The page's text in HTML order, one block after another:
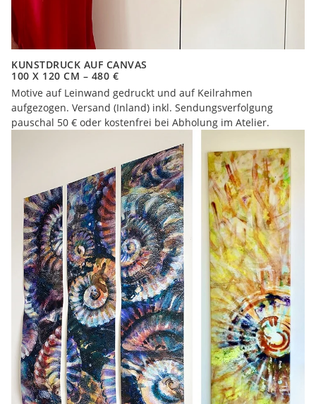
KUNSTDRUCK AUF CANVAS
100 X 120 CM – 480 €
Motive auf Leinwand gedruckt und auf Keilrahmen
aufgezogen. Versand (Inland) inkl. Sendungsverfolgung
pauschal 50 € oder kostenfrei bei Abholung im Atelier.